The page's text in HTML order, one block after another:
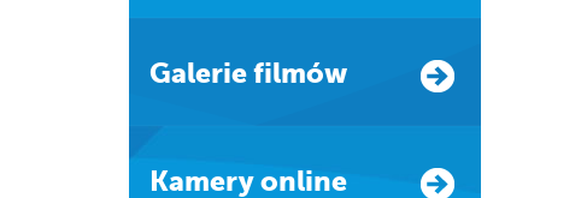
Galerie filmów
Kamery online